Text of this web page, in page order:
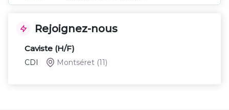
Rejoignez-nous
Caviste (H/F)
CDI Montséret (11)